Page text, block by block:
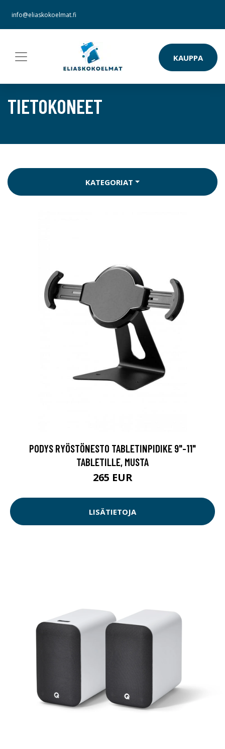
info@eliaskokoelmat.fi
KAUPPA
TIETOKONEET
KATEGORIAT
PODYS RYÖSTÖNESTO TABLETINPIDIKE 9"-11"
TABLETILLE, MUSTA
265 EUR
LISÄTIETOJA